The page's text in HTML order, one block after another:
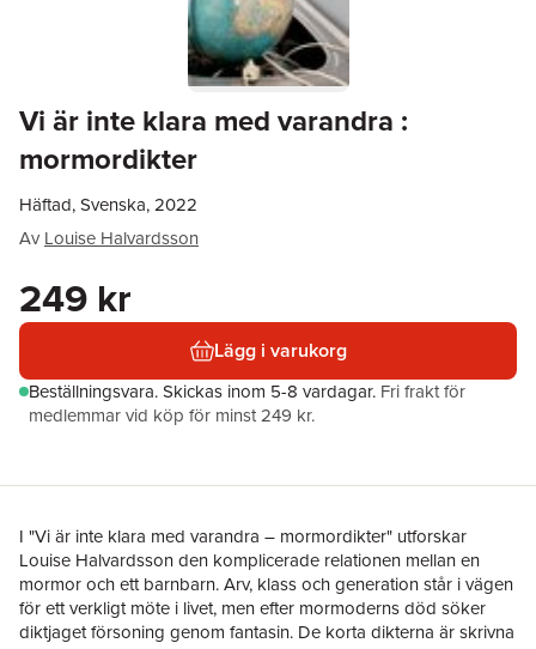
Vi är inte klara med varandra :
mormordikter
Häftad, Svenska, 2022
Av Louise Halvardsson
249 kr
Lägg i varukorg
Beställningsvara.Skickas inom 5-8 vardagar. Fri frakt för
medlemmar vid köp för minst 249 kr.
I "Vi är inte klara med varandra – mormordikter" utforskar
Louise Halvardsson den komplicerade relationen mellan en
mormor och ett barnbarn. Arv, klass och generation står i vägen
för ett verkligt möte i livet, men efter mormoderns död söker
diktjaget försoning genom fantasin. De korta dikterna är skrivna